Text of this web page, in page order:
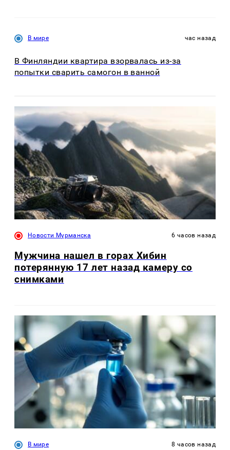
В мире час назад
В Финляндии квартира взорвалась из-за
попытки сварить самогон в ванной
Новости Мурманска 6 часов назад
Мужчина нашел в горах Хибин
потерянную 17 лет назад камеру со
снимками
В мире 8 часов назад